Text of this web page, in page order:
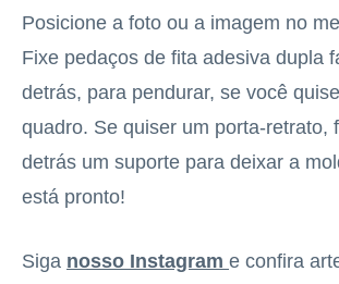
Posicione a foto ou a imagem no
Fixe pedaços de fita adesiva dupla
detrás, para pendurar, se você
quadro. Se quiser um porta-retrato,
detrás um suporte para deixar a
está pronto!
Siga nosso Instagram e confira